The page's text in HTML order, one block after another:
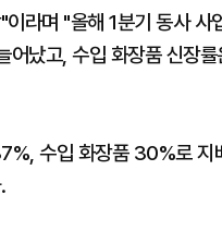
라며 "올해 1분기 동사 사
났고, 수입 화장품 신장
수입 화장품 30%로 지